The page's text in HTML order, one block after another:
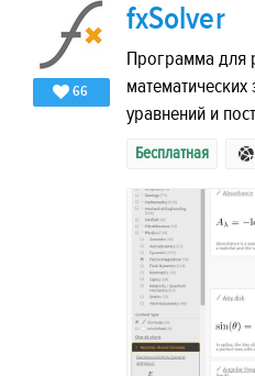
66
fxSolver
Программа для
уравнений и
Бесплатная